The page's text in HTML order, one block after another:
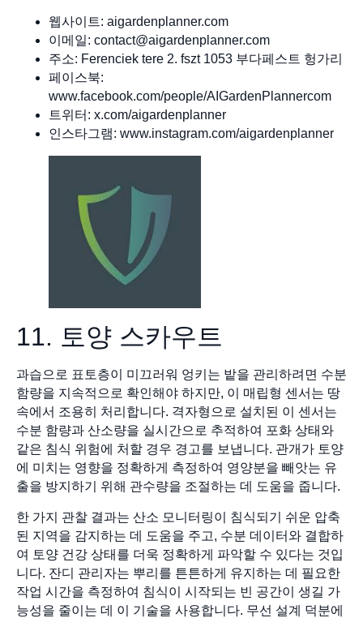
웹사이트: aigardenplanner.com
이메일: contact@aigardenplanner.com
주소: Ferenciek tere 2. fszt 1053 부다페스트 헝가리
페이스북:
www.facebook.com/people/AIGardenPlannercom
트위터: x.com/aigardenplanner
인스타그램: www.instagram.com/aigardenplanner
11. 토양 스카우트
과습으로 표토층이 미끄러워 엉키는 밭을 관리하려면 수분
함량을 지속적으로 확인해야 하지만, 이 매립형 센서는 땅
속에서 조용히 처리합니다. 격자형으로 설치된 이 센서는
수분 함량과 산소량을 실시간으로 추적하여 포화 상태와
같은 침식 위험에 처할 경우 경고를 보냅니다. 관개가 토양
에 미치는 영향을 정확하게 측정하여 영양분을 빼앗는 유
출을 방지하기 위해 관수량을 조절하는 데 도움을 줍니다.
한 가지 관찰 결과는 산소 모니터링이 침식되기 쉬운 압축
된 지역을 감지하는 데 도움을 주고, 수분 데이터와 결합하
여 토양 건강 상태를 더욱 정확하게 파악할 수 있다는 것입
니다. 잔디 관리자는 뿌리를 튼튼하게 유지하는 데 필요한
작업 시간을 측정하여 침식이 시작되는 빈 공간이 생길 가
능성을 줄이는 데 이 기술을 사용합니다. 무선 설계 덕분에